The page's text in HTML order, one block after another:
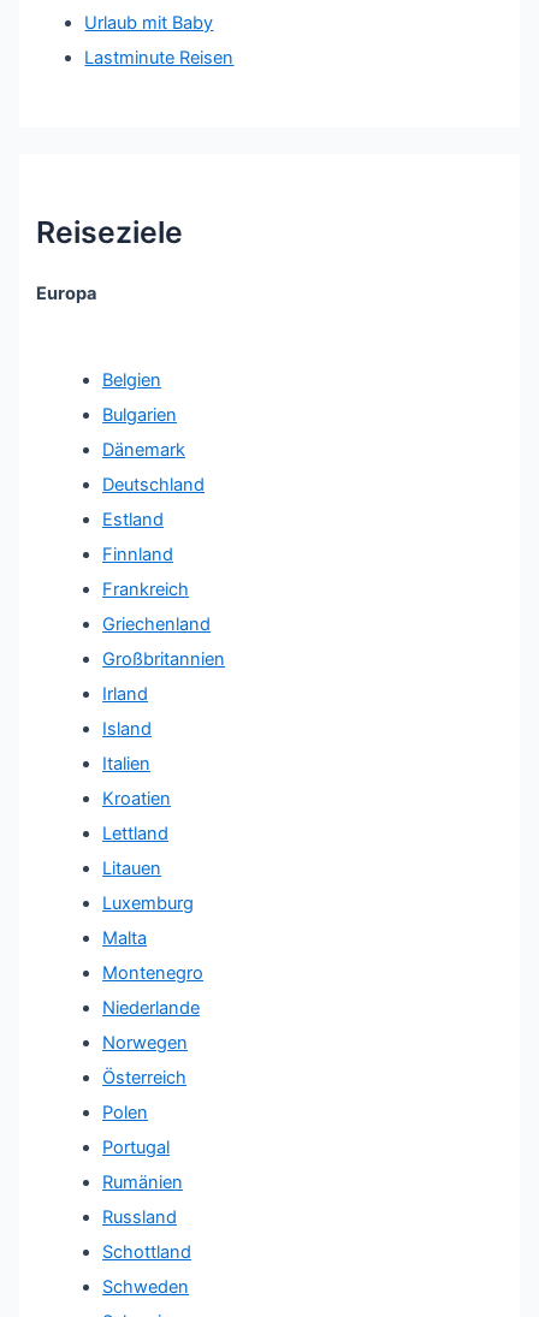
Urlaub mit Baby
Lastminute Reisen
Reiseziele
Europa
Belgien
Bulgarien
Dänemark
Deutschland
Estland
Finnland
Frankreich
Griechenland
Großbritannien
Irland
Island
Italien
Kroatien
Lettland
Litauen
Luxemburg
Malta
Montenegro
Niederlande
Norwegen
Österreich
Polen
Portugal
Rumänien
Russland
Schottland
Schweden